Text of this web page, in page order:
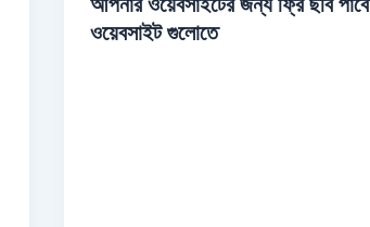
ওয়েবসাইট গুলোতে